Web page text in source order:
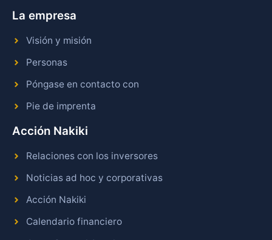
La empresa
Visión y misión
Personas
Póngase en contacto con
Pie de imprenta
Acción Nakiki
Relaciones con los inversores
Noticias ad hoc y corporativas
Acción Nakiki
Calendario financiero